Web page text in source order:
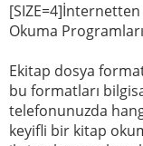
Okuma
Ekitap dosya
bu formatları
telefonunuzda
keyifli bir kitap